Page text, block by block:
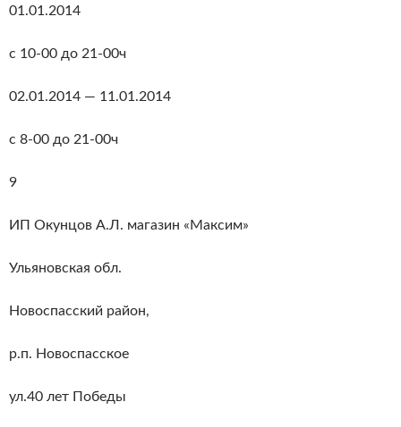
01.01.2014
с 10-00 до 21-00ч
02.01.2014 — 11.01.2014
с 8-00 до 21-00ч
9
ИП Окунцов А.Л. магазин «Максим»
Ульяновская обл.
Новоспасский район,
р.п. Новоспасское
ул.40 лет Победы